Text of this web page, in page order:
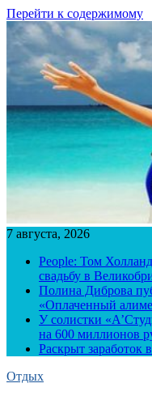
Перейти к содержимому
7 августа, 2026
People: Том
свадьбу в
Полина Диброва
«Оплаченный
У солистки
на 600 миллионов
Раскрыт заработок
Отдых